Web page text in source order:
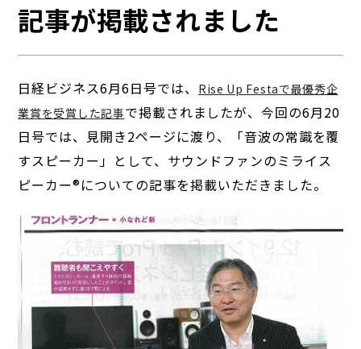
記事が掲載されました
日経ビジネス6月6日号では、 Rise Up Festaで最優秀企
業賞を受賞した記事で掲載されましたが、今回の6月20
日号では、見開き2ページに渡り、「音波の常識を覆
すスピーカー」として、サウンドファンのミライス
ピーカー®についての記事を掲載いただきました。